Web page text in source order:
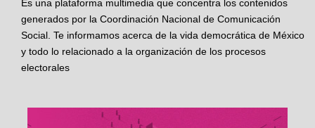
Es una plataforma multimedia que concentra los contenidos
generados por la Coordinación Nacional de Comunicación
Social. Te informamos acerca de la vida democrática de México
y todo lo relacionado a la organización de los procesos
electorales